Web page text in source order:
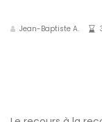
Jean-Baptiste A.